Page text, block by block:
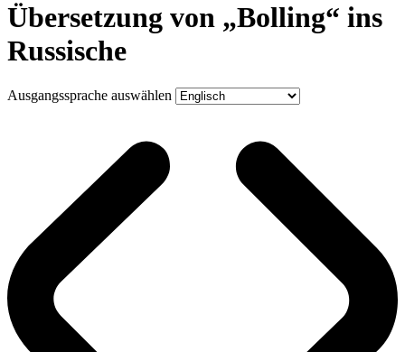
Übersetzung von „Bolling“ ins
Russische
Ausgangssprache auswählen